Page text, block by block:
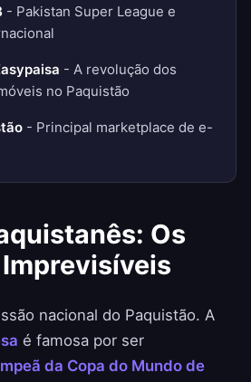
- Pakistan Super League e
- A revolução dos
no Paquistão
- Principal marketplace de e-
Os
nacional do Paquistão. A
é famosa por ser
da Copa do Mundo de